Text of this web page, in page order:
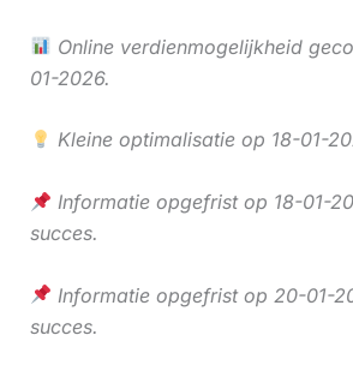
Online verdienmogelijkheid
01-2026.
Kleine optimalisatie op 18-01-
Informatie opgefrist op 18-01-
succes.
Informatie opgefrist op 20-01-
succes.